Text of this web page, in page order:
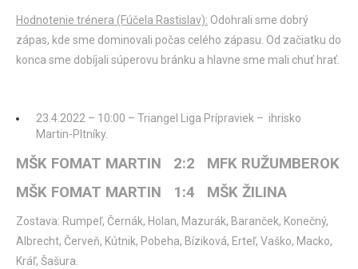
Hodnotenie trénera (Fúčela Rastislav): Odohrali sme dobrý
zápas, kde sme dominovali počas celého zápasu. Od začiatku do
konca sme dobíjali súperovu bránku a hlavne sme mali chuť hrať.
23.4.2022 – 10:00 – Triangel Liga Prípraviek – ihrisko
Martin-Pltníky.
MŠK FOMAT MARTIN 2:2 MFK RUŽUMBEROK
MŠK FOMAT MARTIN 1:4 MŠK ŽILINA
Zostava: Rumpeľ, Černák, Holan, Mazurák, Baranček, Konečný,
Albrecht, Červeň, Kútnik, Pobeha, Bíziková, Erteľ, Vaško, Macko,
Kráľ, Šašura.